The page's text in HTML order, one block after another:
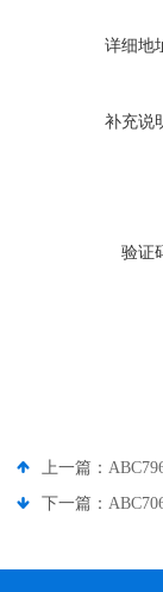
详细地
补充说
验证
上一篇：
下一篇：